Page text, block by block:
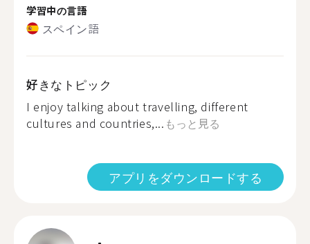
学習中の言語
スペイン語
好きなトピック
I enjoy talking about travelling, different
cultures and countries,... もっと見る
アプリをダウンロードする